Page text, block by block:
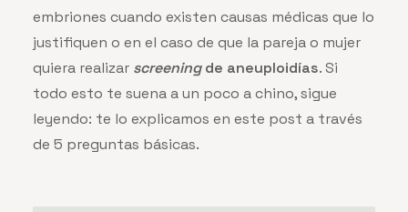
embriones cuando existen causas médicas que lo
justifiquen o en el caso de que la pareja o mujer
quiera realizar screeningde aneuploidías. Si
todo esto te suena a un poco a chino, sigue
leyendo: te lo explicamos en este post a través
de 5 preguntas básicas.